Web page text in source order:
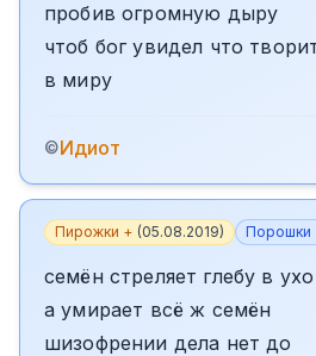
пробив огромную дыру
чтоб бог увидел что
в миру
©Идиот
Пирожки + (05.08.2019) Порошки
семён стреляет глебу в ухо
а умирает всё ж семён
шизофрении дела нет до